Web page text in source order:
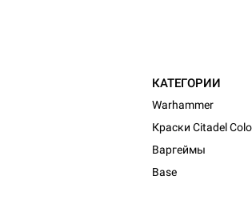
КАТЕГОРИИ
Warhammer
Краски Citadel
Варгеймы
Base